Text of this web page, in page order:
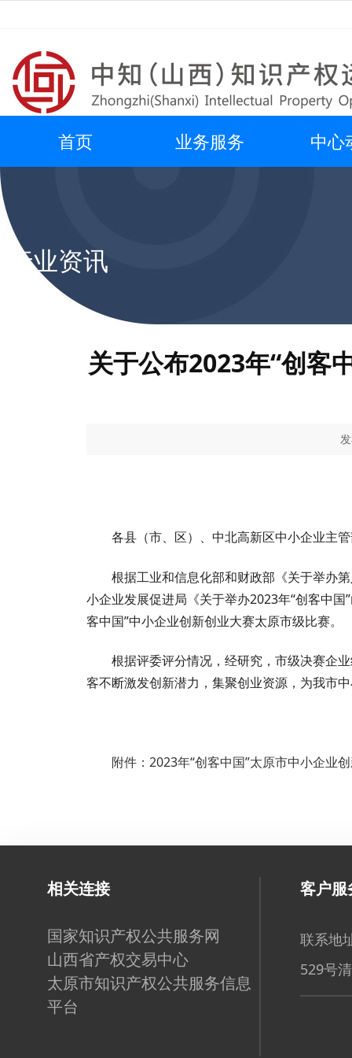
首页 业务服务 中心
行业资讯
关于公布2023年“创客
各县（市、区）、中北高新区中小企业主
根据工业和信息化部和财政部《关于举办
小企业发展促进局《关于举办2023年“创客中
客中国”中小企业创新创业大赛太原市级比赛。
根据评委评分情况，经研究，市级决赛企
客不断激发创新潜力，集聚创业资源，为我市
附件：2023年“创客中国”太原市中小企业
相关连接
国家知识产权公共服务网
山西省产权交易中心
太原市知识产权公共服务信息
平台
客户服
联系地
529号